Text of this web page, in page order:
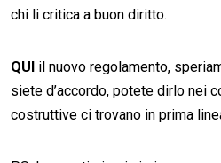
chi li critica a buon diritto.
QUI il nuovo regolamento,
siete d’accordo, potete dirlo nei
costruttive ci trovano in prima